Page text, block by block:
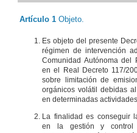
Artículo 1 Objeto.
Es objeto del presente
régimen de intervención
Comunidad Autónoma del
en el Real Decreto 117/
sobre limitación de
orgánicos volátil debidas
en determinadas actividades.
La finalidad es conseguir
en la gestión y control